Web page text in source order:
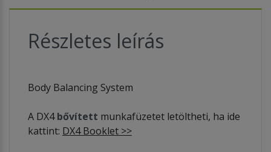
Részletes leírás
Body Balancing System
A DX4bővített munkafüzetet letöltheti, ha ide
kattint: DX4 Booklet >>